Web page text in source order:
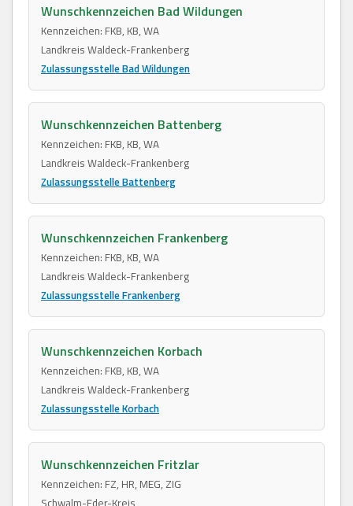
Wunschkennzeichen Bad Wildungen
Kennzeichen: FKB, KB, WA
Landkreis Waldeck-Frankenberg
Zulassungsstelle Bad Wildungen
Wunschkennzeichen Battenberg
Kennzeichen: FKB, KB, WA
Landkreis Waldeck-Frankenberg
Zulassungsstelle Battenberg
Wunschkennzeichen Frankenberg
Kennzeichen: FKB, KB, WA
Landkreis Waldeck-Frankenberg
Zulassungsstelle Frankenberg
Wunschkennzeichen Korbach
Kennzeichen: FKB, KB, WA
Landkreis Waldeck-Frankenberg
Zulassungsstelle Korbach
Wunschkennzeichen Fritzlar
Kennzeichen: FZ, HR, MEG, ZIG
Schwalm-Eder-Kreis